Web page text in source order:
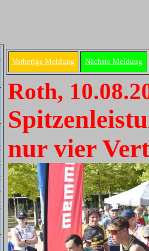
Vorherige Meldung Nächste Meldung
Roth,
nur vier